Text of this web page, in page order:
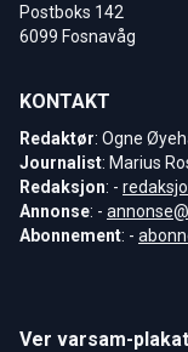
Postboks 142
6099 Fosnavåg
KONTAKT
Redaktør: Ogne
Journalist: Marius
Redaksjon: -
Annonse: -
Abonnement: -
Ver varsam-